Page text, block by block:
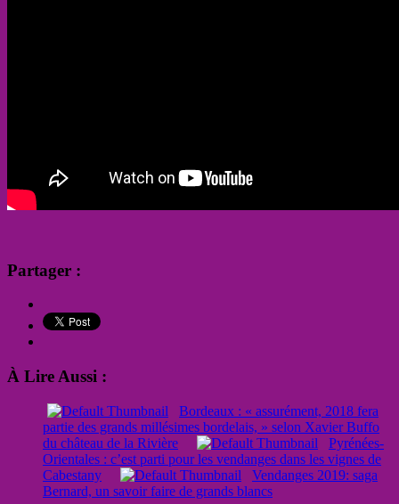
Partager :
À Lire Aussi :
Bordeaux : « assurément, 2018 fera
partie des grands millésimes bordelais, » selon Xavier Buffo
du château de la Rivière
Pyrénées-
Orientales : c’est parti pour les vendanges dans les vignes de
Cabestany
Vendanges 2019: saga
Bernard, un savoir faire de grands blancs